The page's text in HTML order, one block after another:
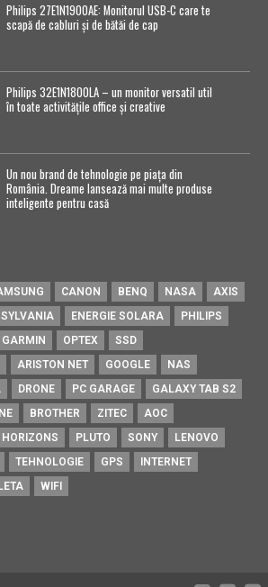
Philips 27E1N1900AE: Monitorul USB-C care te
scapă de cabluri și de bătăi de cap
Philips 32E1N1800LA – un monitor versatil util
în toate activitățile office și creative
Un nou brand de tehnologie pe piața din
România. Dreame lansează mai multe produse
inteligente pentru casă
CANON BENQ NASA
AXIS
ENERGIE SOLARA
PHILIPS
GARMIN OPTEX
SSD
ARISTON NET GOOGLE
NAS
DRONE PC GARAGE
GALAXY TAB S2
BROTHER ZITEC
AOC
HORIZONS PLUTO SONY
LENOVO
TEHNOLOGIE GPS
INTERNET
WIFI